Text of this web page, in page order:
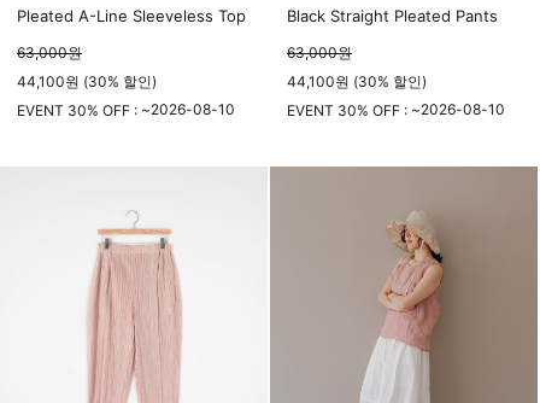
Pleated A-Line Sleeveless Top
63,000원
44,100원 (30% 할인)
EVENT 30% OFF : ~2026-08-10
Black Straight Pleated Pants
63,000원
44,100원 (30% 할인)
EVENT 30% OFF : ~2026-08-10